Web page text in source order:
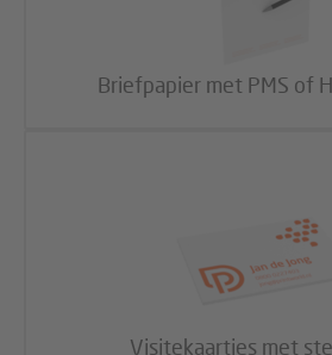
Briefpapier met PMS of
Visitekaartjes met